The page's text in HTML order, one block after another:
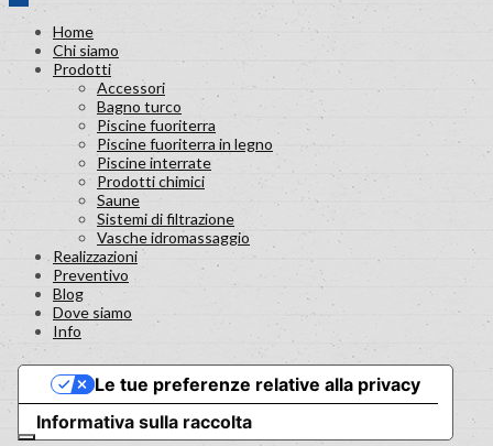
Home
Chi siamo
Prodotti
Accessori
Bagno turco
Piscine fuoriterra
Piscine fuoriterra in legno
Piscine interrate
Prodotti chimici
Saune
Sistemi di filtrazione
Vasche idromassaggio
Realizzazioni
Preventivo
Blog
Dove siamo
Info
Informativa sulla raccolta
Le tue preferenze relative alla privacy